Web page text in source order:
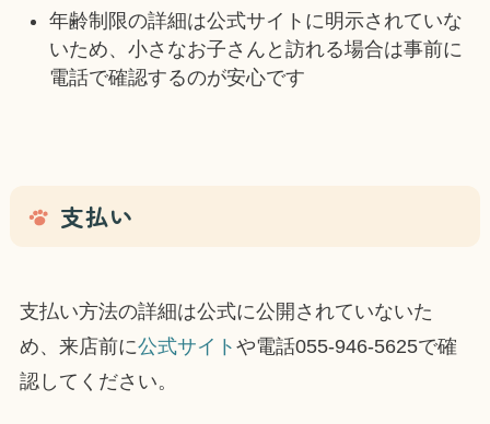
年齢制限の詳細は公式サイトに明示されていな
いため、小さなお子さんと訪れる場合は事前に
電話で確認するのが安心です
支払い
支払い方法の詳細は公式に公開されていないた
め、来店前に公式サイト や電話055-946-5625で確
認してください。